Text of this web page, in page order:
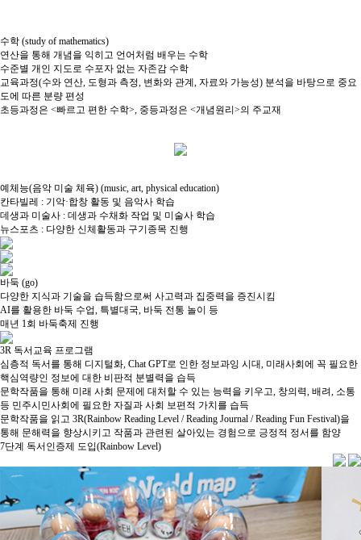
수학 (study of mathematics)
연산을 통해 개념을 익히고 언어처럼 배우는 수학​
수준별 개인 지도로 수포자 없는 자존감 수학​
교육과정(수와 연산, 도형과 측정, 변화와 관계, 자료와 가능성) 분석을 바탕으로 중요
도에 따른 분량 편성​
초등과정은 <빠르고 편한 수학>, 중등과정은 <개념원리>의 주교재 ​
예체능(음악 미술 체육) (music, art, physical education)
칸타빌레 : 기악·합창 활동 및 음악사 학습
데생과 미술사 : 데생과 수채화 작업 및 미술사 학습
뉴스포츠 : 다양한 신체활동과 구기종목 진행
바둑 (go)
다양한 지식과 기술을 습득함으로써 사고력과 집중력을 증진시킴
AI를 활용한 바둑 수업, 특별대국, 바둑 전통 놀이 등
매년 1회 바둑축제 진행
3R 독서교육 프로그램
심층적 독서를 통해 디지털화, Chat GPT로 인한 정보과잉 시대, 미래사회에 꼭 필요한
핵심역량인 정보에 대한 비판적 분별력을 습득​
문학작품을 통해 미래 사회 문제에 대처할 수 있는 능력을 키우고, 창의력, 배려, 소통
등 민주시민사회에 필요한 자질과 사회 보편적 가치를 습득​
문학작품을 읽고 3R(Rainbow Reading Level / Reading Journal / Reading Fun Festival)을
통해 문해력을 향상시키고 작품과 관련된 살아있는 경험으로 긍정적 정서를 함양​
7단계 독서인증제 도입(Rainbow Level)​